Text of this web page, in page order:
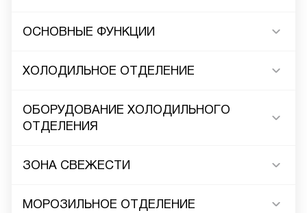
ОСНОВНЫЕ ФУНКЦИИ
ХОЛОДИЛЬНОЕ ОТДЕЛЕНИЕ
ОБОРУДОВАНИЕ ХОЛОДИЛЬНОГО
ОТДЕЛЕНИЯ
ЗОНА СВЕЖЕСТИ
МОРОЗИЛЬНОЕ ОТДЕЛЕНИЕ